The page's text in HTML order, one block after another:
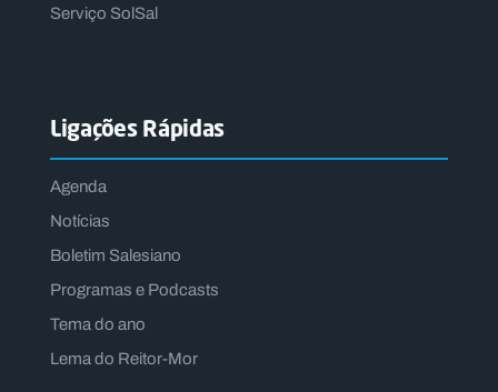
Serviço SolSal
Ligações Rápidas
Agenda
Notícias
Boletim Salesiano
Programas e Podcasts
Tema do ano
Lema do Reitor-Mor